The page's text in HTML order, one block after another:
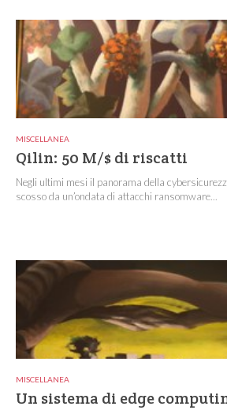
MISCELLANEA
Qilin: 50 M/$ di riscatti
Negli ultimi mesi il panorama della
scosso da un’ondata di attacchi ransomware...
MISCELLANEA
Un sistema di edge